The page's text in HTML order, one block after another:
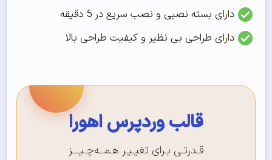
دارای بسته نصبی و نصب سریع در 5 دقیقه
دارای طراحی بی نظیر و کیفیت طراحی بالا
قالب وردپرس اهورا
قـدرتـی بـرای تغیـیـر هـمــه‌چـیـــز